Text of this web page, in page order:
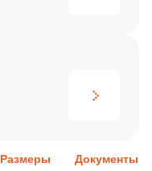
Размеры Документы